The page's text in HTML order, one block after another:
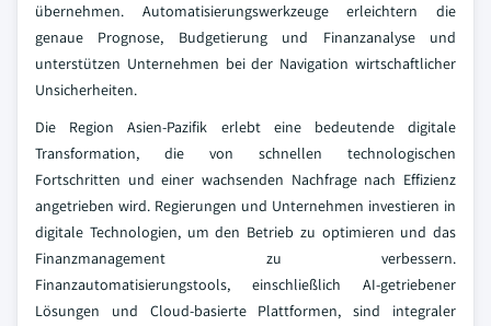
übernehmen. Automatisierungswerkzeuge erleichtern die
genaue Prognose, Budgetierung und Finanzanalyse und
unterstützen Unternehmen bei der Navigation wirtschaftlicher
Unsicherheiten.
Die Region Asien-Pazifik erlebt eine bedeutende digitale
Transformation, die von schnellen technologischen
Fortschritten und einer wachsenden Nachfrage nach Effizienz
angetrieben wird. Regierungen und Unternehmen investieren in
digitale Technologien, um den Betrieb zu optimieren und das
Finanzmanagement zu verbessern.
Finanzautomatisierungstools, einschließlich AI-getriebener
Lösungen und Cloud-basierte Plattformen, sind integraler